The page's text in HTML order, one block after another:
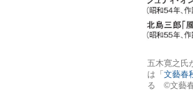
五木寛之氏
は「文藝春
る ©文藝